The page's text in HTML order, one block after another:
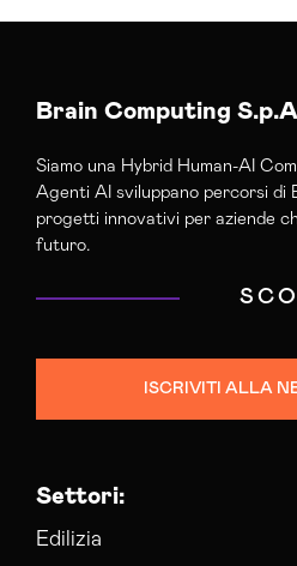
Realizzazione Siti
Brain Computing
Siamo una Hybrid Human-AI
Agenti AI sviluppano percorsi di
progetti innovativi per aziende
futuro.
ISCRIVITI ALLA
Settori:
Edilizia